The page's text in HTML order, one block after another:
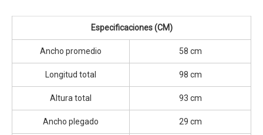
Especificaciones (CM)
Ancho promedio 58 cm
Longitud total 98 cm
Altura total 93 cm
Ancho plegado 29 cm